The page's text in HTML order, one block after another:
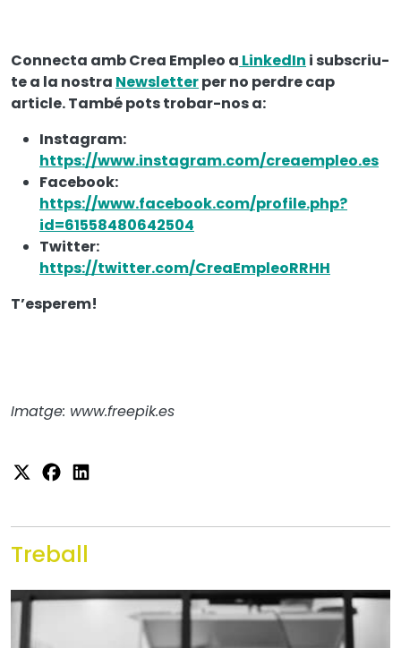
Connecta amb Crea Empleo a LinkedIn i subscriu-
te a la nostra Newsletterper no perdre cap
article. També pots trobar-nos a:
Instagram:
https://www.instagram.com/creaempleo.es
Facebook:
https://www.facebook.com/profile.php?
id=61558480642504
Twitter:
https://twitter.com/CreaEmpleoRRHH
T’esperem!
Imatge: www.freepik.es
Treball